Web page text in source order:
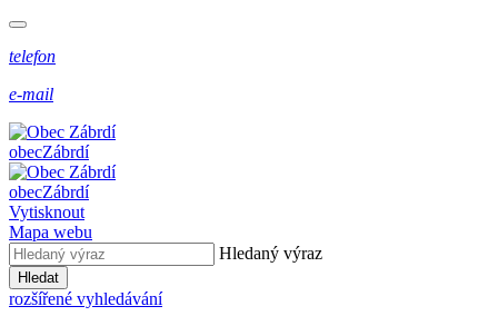
telefon
e-mail
obecZábrdí
obecZábrdí
Vytisknout
Mapa webu
Hledaný výraz
Hledat
rozšířené vyhledávání